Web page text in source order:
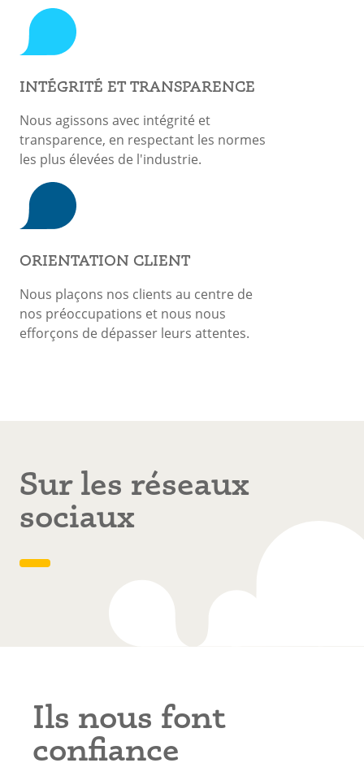
INTÉGRITÉ ET TRANSPARENCE
Nous agissons avec intégrité et
transparence, en respectant les normes
les plus élevées de l'industrie.
ORIENTATION CLIENT
Nous plaçons nos clients au centre de
nos préoccupations et nous nous
efforçons de dépasser leurs attentes.
Sur les réseaux
sociaux
Titre
Ils nous font
confiance